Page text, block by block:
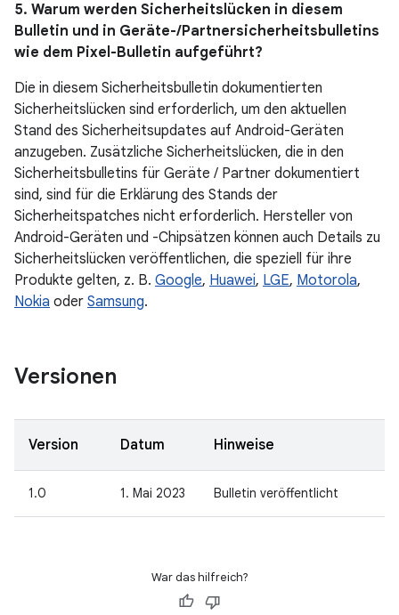
5. Warum werden Sicherheitslücken in diesem
Bulletin und in Geräte-/Partnersicherheitsbulletins
wie dem Pixel-Bulletin aufgeführt?
Die in diesem Sicherheitsbulletin dokumentierten
Sicherheitslücken sind erforderlich, um den aktuellen
Stand des Sicherheitsupdates auf Android-Geräten
anzugeben. Zusätzliche Sicherheitslücken, die in den
Sicherheitsbulletins für Geräte / Partner dokumentiert
sind, sind für die Erklärung des Stands der
Sicherheitspatches nicht erforderlich. Hersteller von
Android-Geräten und -Chipsätzen können auch Details zu
Sicherheitslücken veröffentlichen, die speziell für ihre
Produkte gelten, z. B. Google, Huawei, LGE, Motorola,
Nokia oder Samsung.
Versionen
Version Datum Hinweise
1.0 1. Mai 2023 Bulletin veröffentlicht
War das hilfreich?